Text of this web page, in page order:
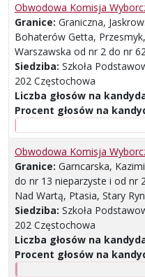
Obwodowa Komisja
Granice: Graniczna,
Bohaterów Getta,
Warszawska od nr 2 do nr
Siedziba: Szkoła
202 Częstochowa
Liczba głosów na
Procent głosów na
Obwodowa Komisja
Granice: Garncarska,
do nr 13 nieparzyste i od nr
Nad Wartą, Ptasia, Stary
Siedziba: Szkoła
202 Częstochowa
Liczba głosów na
Procent głosów na